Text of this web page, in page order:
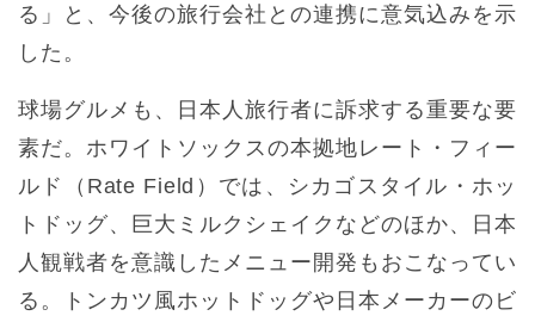
る」と、今後の旅行会社との連携に意気込みを示
した。
球場グルメも、日本人旅行者に訴求する重要な要
素だ。ホワイトソックスの本拠地レート・フィー
ルド（Rate Field）では、シカゴスタイル・ホッ
トドッグ、巨大ミルクシェイクなどのほか、日本
人観戦者を意識したメニュー開発もおこなってい
る。トンカツ風ホットドッグや日本メーカーのビ